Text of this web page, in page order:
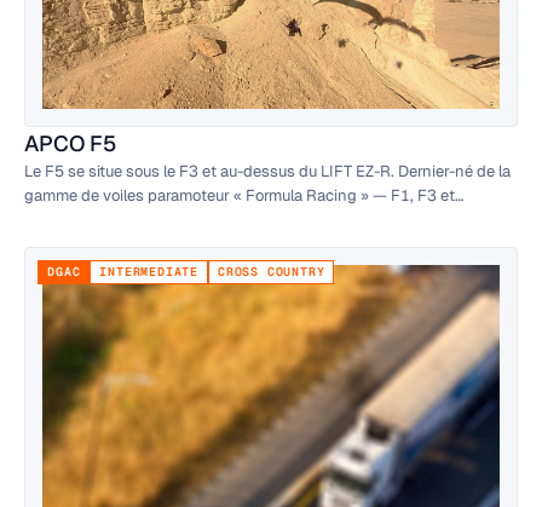
APCO F5
Le F5 se situe sous le F3 et au-dessus du LIFT EZ-R. Dernier-né de la
gamme de voiles paramoteur « Formula Racing » — F1, F3 et
conception.
DGAC INTERMEDIATE CROSS COUNTRY